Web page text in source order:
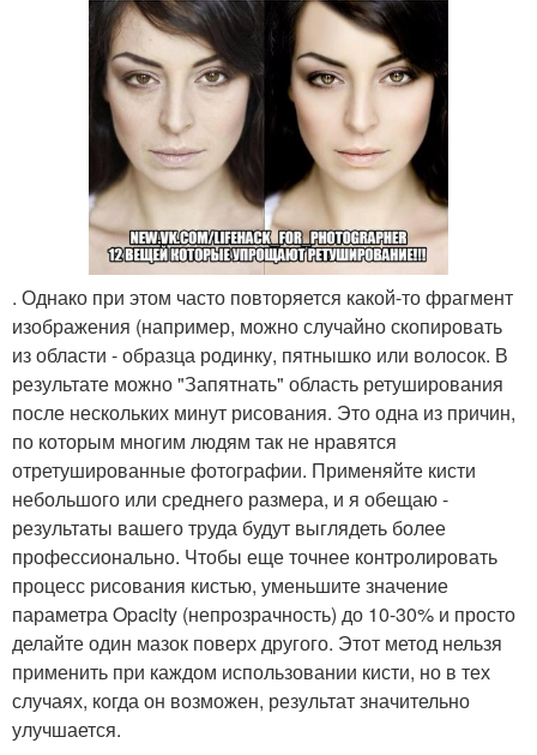
. Однако при этом часто повторяется какой-то фрагмент
изображения (например, можно случайно скопировать
из области - образца родинку, пятнышко или волосок. В
результате можно "Запятнать" область ретуширования
после нескольких минут рисования. Это одна из причин,
по которым многим людям так не нравятся
отретушированные фотографии. Применяйте кисти
небольшого или среднего размера, и я обещаю -
результаты вашего труда будут выглядеть более
профессионально. Чтобы еще точнее контролировать
процесс рисования кистью, уменьшите значение
параметра Opacity (непрозрачность) до 10-30% и просто
делайте один мазок поверх другого. Этот метод нельзя
применить при каждом использовании кисти, но в тех
случаях, когда он возможен, результат значительно
улучшается.